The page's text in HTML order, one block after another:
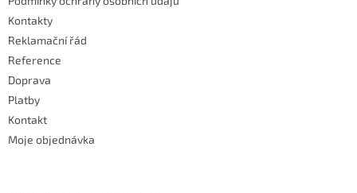
Kontakty
Reklamační řád
Reference
Doprava
Platby
Kontakt
Moje objednávka